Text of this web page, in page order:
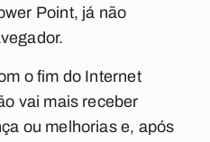
Point, já não
o fim do Internet
vai mais receber
ou melhorias e, após